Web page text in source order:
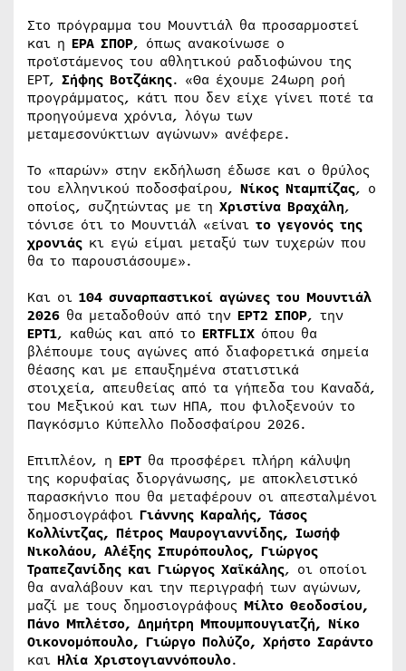
Στο πρόγραμμα του Μουντιάλ θα προσαρμοστεί
και η ΕΡΑ ΣΠΟΡ, όπως ανακοίνωσε ο
προϊστάμενος του αθλητικού ραδιοφώνου της
ΕΡΤ, Σήφης Βοτζάκης. «Θα έχουμε 24ωρη ροή
προγράμματος, κάτι που δεν είχε γίνει ποτέ τα
προηγούμενα χρόνια, λόγω των
μεταμεσονύκτιων αγώνων» ανέφερε.
Το «παρών» στην εκδήλωση έδωσε και ο θρύλος
του ελληνικού ποδοσφαίρου, Νίκος Νταμπίζας, ο
οποίος, συζητώντας με τη Χριστίνα Βραχάλη,
τόνισε ότι το Μουντιάλ «είναι το γεγονός της
χρονιάς κι εγώ είμαι μεταξύ των τυχερών που
θα το παρουσιάσουμε».
Και οι 104 συναρπαστικοί αγώνες του Μουντιάλ
2026 θα μεταδοθούν από την ΕΡΤ2 ΣΠΟΡ, την
ΕΡΤ1, καθώς και από το ERTFLIX όπου θα
βλέπουμε τους αγώνες από διαφορετικά σημεία
θέασης και με επαυξημένα στατιστικά
στοιχεία, απευθείας από τα γήπεδα του Καναδά,
του Μεξικού και των ΗΠΑ, που φιλοξενούν το
Παγκόσμιο Κύπελλο Ποδοσφαίρου 2026.
Επιπλέον, η ΕΡΤ θα προσφέρει πλήρη κάλυψη
της κορυφαίας διοργάνωσης, με αποκλειστικό
παρασκήνιο που θα μεταφέρουν οι απεσταλμένοι
δημοσιογράφοι Γιάννης Καραλής, Τάσος
Κολλίντζας, Πέτρος Μαυρογιαννίδης, Ιωσήφ
Νικολάου, Αλέξης Σπυρόπουλος, Γιώργος
Τραπεζανίδης και Γιώργος Χαϊκάλης, οι οποίοι
θα αναλάβουν και την περιγραφή των αγώνων,
μαζί με τους δημοσιογράφους Μίλτο Θεοδοσίου,
Πάνο Μπλέτσο, Δημήτρη Μπουμπουγιατζή, Νίκο
Οικονομόπουλο, Γιώργο Πολύζο, Χρήστο Σαράντο
και Ηλία Χριστογιαννόπουλο.